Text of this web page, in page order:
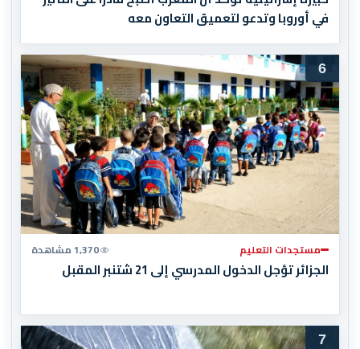
في أوروبا وتدعو لتعميق التعاون معه
6
مستجدات التعليم 1,370 مشاهدة
الجزائر تؤجل الدخول المدرسي إلى 21 شتنبر المقبل
7